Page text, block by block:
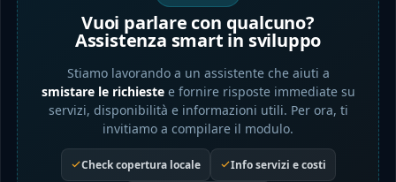
Vuoi parlare con qualcuno?
Assistenza smart in sviluppo
Stiamo lavorando a un assistente che aiuti a
smistare le richiestee fornire risposte immediate su
servizi, disponibilità e informazioni utili. Per ora, ti
invitiamo a compilare il modulo.
Check copertura locale Info servizi e costi